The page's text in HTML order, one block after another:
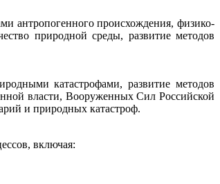
антропогенного происхождения, физико-
природной среды, развитие методов
катастрофами, развитие методов
власти, Вооруженных Сил Российской
и природных катастроф.
включая: